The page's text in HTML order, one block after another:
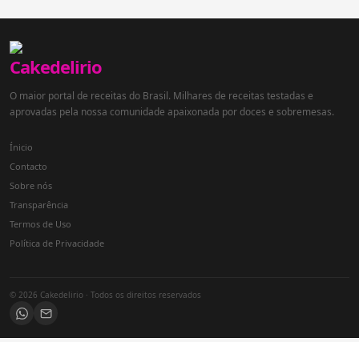
O maior portal de receitas do Brasil. Milhares de receitas testadas e
aprovadas pela nossa comunidade apaixonada por doces e sobremesas.
Ínicio
Contacto
Sobre nós
Transparência
Termos de Uso
Política de Privacidade
© 2026 Cakedelirio · Todos os direitos reservados